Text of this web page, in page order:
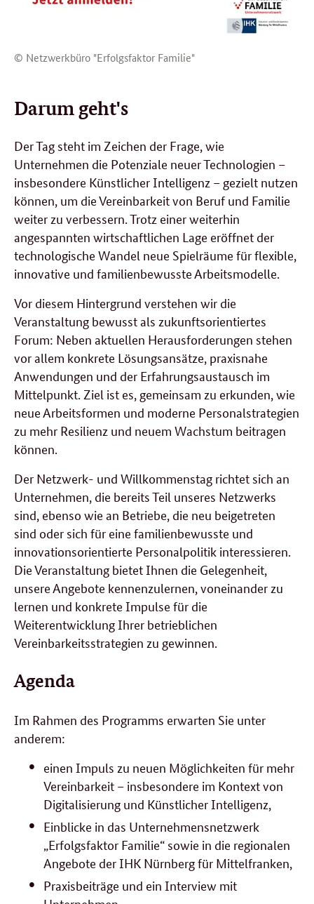
© Netzwerkbüro "Erfolgsfaktor Familie"
Darum geht's
Der Tag steht im Zeichen der Frage, wie
Unternehmen die Potenziale neuer Technologien –
insbesondere Künstlicher Intelligenz – gezielt nutzen
können, um die Vereinbarkeit von Beruf und Familie
weiter zu verbessern. Trotz einer weiterhin
angespannten wirtschaftlichen Lage eröffnet der
technologische Wandel neue Spielräume für flexible,
innovative und familienbewusste Arbeitsmodelle.
Vor diesem Hintergrund verstehen wir die
Veranstaltung bewusst als zukunftsorientiertes
Forum: Neben aktuellen Herausforderungen stehen
vor allem konkrete Lösungsansätze, praxisnahe
Anwendungen und der Erfahrungsaustausch im
Mittelpunkt. Ziel ist es, gemeinsam zu erkunden, wie
neue Arbeitsformen und moderne Personalstrategien
zu mehr Resilienz und neuem Wachstum beitragen
können.
Der Netzwerk- und Willkommenstag richtet sich an
Unternehmen, die bereits Teil unseres Netzwerks
sind, ebenso wie an Betriebe, die neu beigetreten
sind oder sich für eine familienbewusste und
innovationsorientierte Personalpolitik interessieren.
Die Veranstaltung bietet Ihnen die Gelegenheit,
unsere Angebote kennenzulernen, voneinander zu
lernen und konkrete Impulse für die
Weiterentwicklung Ihrer betrieblichen
Vereinbarkeitsstrategien zu gewinnen.
Agenda
Im Rahmen des Programms erwarten Sie unter
anderem:
einen Impuls zu neuen Möglichkeiten für mehr
Vereinbarkeit – insbesondere im Kontext von
Digitalisierung und Künstlicher Intelligenz,
Einblicke in das Unternehmensnetzwerk
„Erfolgsfaktor Familie“ sowie in die regionalen
Angebote der IHK Nürnberg für Mittelfranken,
Praxisbeiträge und ein Interview mit